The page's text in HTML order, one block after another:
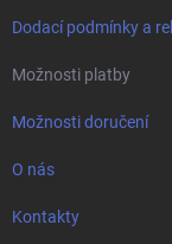
Dodací podmínky a
Možnosti platby
Možnosti doručení
O nás
Kontakty